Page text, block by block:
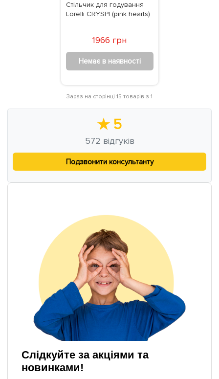
Стільчик для годування
Lorelli CRYSPI (pink hearts)
1966 грн
Немає в наявності
Зараз на сторінці 15 товарів з 1
★ 5
572 відгуків
Подзвонити консультанту
Слідкуйте за акціями та
новинками!